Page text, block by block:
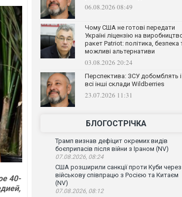
40-
06.08.2026 08:49
Чому США не готові передати
Україні ліцензію на
ракет Patriot: політика, безпека
можливі альтернативи
03.08.2026 20:24
Перспектива: ЗСУ добомблять і
всі інші склади Wildberries
23.07.2026 11:31
БЛОГОСТРІЧКА
Трамп визнав дефіцит окремих видів
боєприпасів після війни з Іраном (NV)
07.08.2026, 08:24
США розширили санкції проти Куби через
військову співпрацю з Росією та Китаєм
(NV)
07.08.2026, 08:12